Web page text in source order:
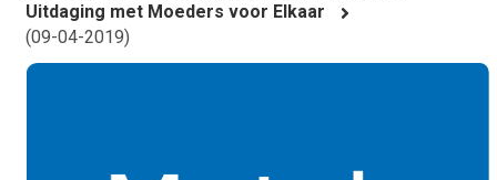
Uitdaging met Moeders voor Elkaar
(09-04-2019)